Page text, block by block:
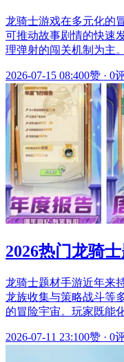
龙骑士游戏在多元化的
可推动故事剧情的快速
理弹射的闯关机制为主
2026-07-15 08:400赞 · 0
2026热门龙骑
龙骑士题材手游近年来
龙族收集与策略战斗等
的冒险宇宙。玩家既能
2026-07-11 23:100赞 · 0